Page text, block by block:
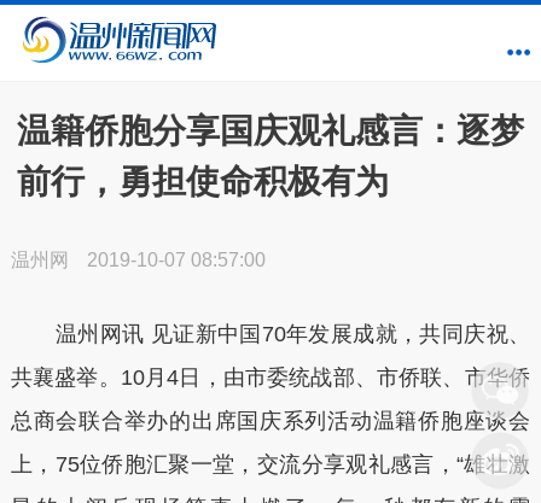
温籍侨胞分享国庆观礼感言：逐梦
前行，勇担使命积极有为
温州网 2019-10-07 08:57:00
温州网讯 见证新中国70年发展成就，共同庆祝、
共襄盛举。10月4日，由市委统战部、市侨联、市华侨
总商会联合举办的出席国庆系列活动温籍侨胞座谈会
上，75位侨胞汇聚一堂，交流分享观礼感言，“雄壮激